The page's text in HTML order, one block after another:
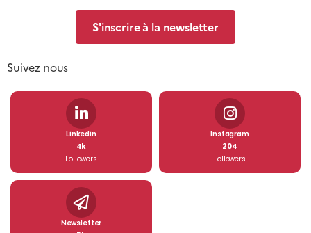
S'inscrire à la newsletter
Suivez nous
Linkedin
4k
Followers
Instagram
204
Followers
Newsletter